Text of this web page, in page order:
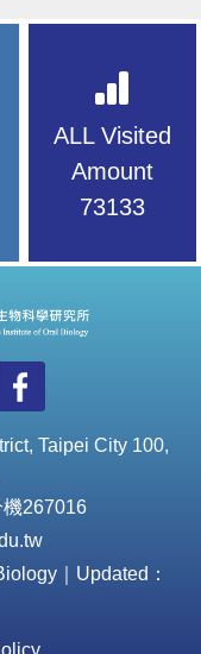
ALL Visited
Amount
73133
Taipei City 100,
267016
｜Updated：